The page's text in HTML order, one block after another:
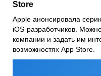
Store
Apple анонсировала
iOS-разработчиков.
компании и задать им
возможностях App Store